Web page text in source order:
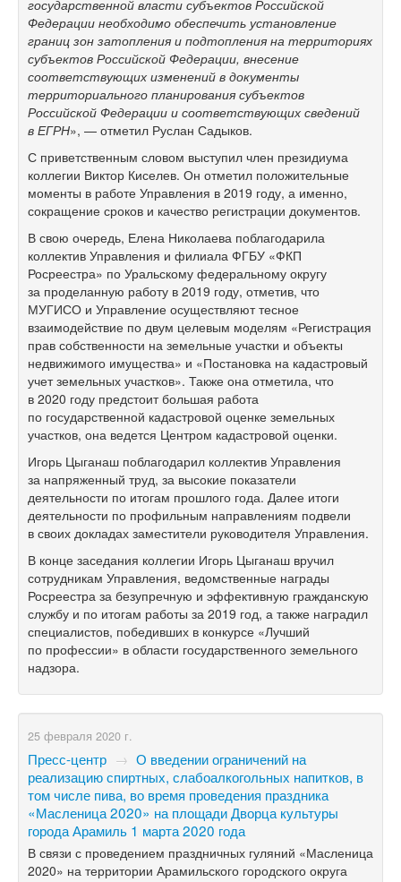
государственной власти субъектов Российской
Федерации необходимо обеспечить установление
границ зон затопления и подтопления на территориях
субъектов Российской Федерации, внесение
соответствующих изменений в документы
территориального планирования субъектов
Российской Федерации и соответствующих сведений
в ЕГРН», — отметил Руслан Садыков.
С приветственным словом выступил член президиума
коллегии Виктор Киселев. Он отметил положительные
моменты в работе Управления в 2019 году, а именно,
сокращение сроков и качество регистрации документов.
В свою очередь, Елена Николаева поблагодарила
коллектив Управления и филиала ФГБУ «ФКП
Росреестра» по Уральскому федеральному округу
за проделанную работу в 2019 году, отметив, что
МУГИСО и Управление осуществляют тесное
взаимодействие по двум целевым моделям «Регистрация
прав собственности на земельные участки и объекты
недвижимого имущества» и «Постановка на кадастровый
учет земельных участков». Также она отметила, что
в 2020 году предстоит большая работа
по государственной кадастровой оценке земельных
участков, она ведется Центром кадастровой оценки.
Игорь Цыганаш поблагодарил коллектив Управления
за напряженный труд, за высокие показатели
деятельности по итогам прошлого года. Далее итоги
деятельности по профильным направлениям подвели
в своих докладах заместители руководителя Управления.
В конце заседания коллегии Игорь Цыганаш вручил
сотрудникам Управления, ведомственные награды
Росреестра за безупречную и эффективную гражданскую
службу и по итогам работы за 2019 год, а также наградил
специалистов, победивших в конкурсе «Лучший
по профессии» в области государственного земельного
надзора.
25 февраля 2020 г.
Пресс-центр → О введении ограничений на
реализацию спиртных, слабоалкогольных напитков, в
том числе пива, во время проведения праздника
«Масленица 2020» на площади Дворца культуры
города Арамиль 1 марта 2020 года
В связи с проведением праздничных гуляний «Масленица
2020» на территории Арамильского городского округа